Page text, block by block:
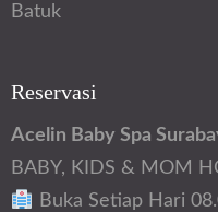
Batuk
Reservasi
Acelin Baby Spa
BABY, KIDS & MOM
Buka Setiap Hari